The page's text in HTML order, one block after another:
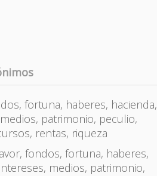
fortuna, haberes, hacienda,
patrimonio, peculio,
rentas, riqueza
fondos, fortuna, haberes,
medios, patrimonio,